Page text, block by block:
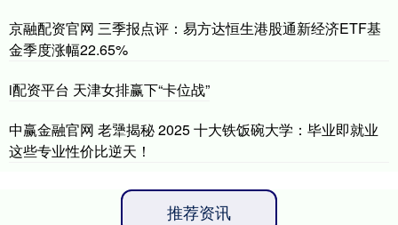
京融配资官网 三季报点评：易方达恒生港股通新经济ETF基
金季度涨幅22.65%
i配资平台 天津女排赢下“卡位战”
中赢金融官网 老犟揭秘 2025 十大铁饭碗大学：毕业即就业
这些专业性价比逆天！
推荐资讯